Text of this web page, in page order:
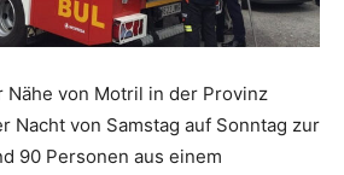
Nähe von Motril in der Provinz
Nacht von Samstag auf Sonntag zur
90 Personen aus einem